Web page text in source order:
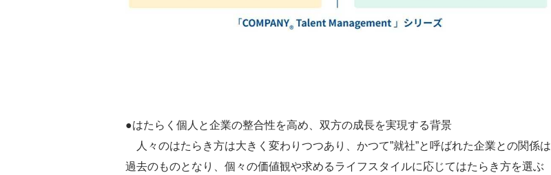
●はたらく個人と企業の整合性を高め、双方の成長を実現する背景
人々のはたらき方は大きく変わりつつあり、かつて”就社”と呼ばれた企業との関係は
過去のものとなり、個々の価値観や求めるライフスタイルに応じてはたらき方を選ぶ